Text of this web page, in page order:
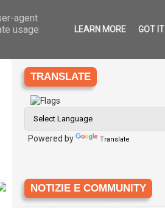
Eziologia Siti
TRANSLATE
Powered by Translate
NOTIZIE E COMMUNITY
agent
usage
LEARN MORE GOT IT